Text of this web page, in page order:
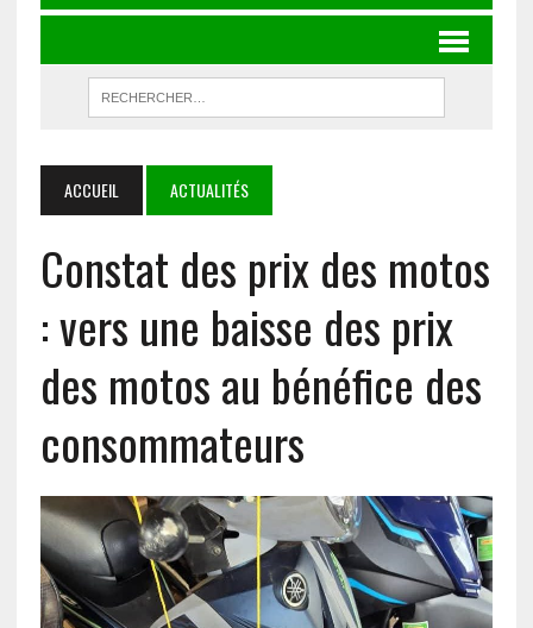
ACCUEIL ACTUALITÉS
Constat des prix des motos
: vers une baisse des prix
des motos au bénéfice des
consommateurs